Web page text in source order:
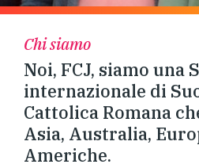
Chi siamo
Noi, FCJ, siamo una
internazionale di
Cattolica Romana
Asia, Australia,
Americhe.